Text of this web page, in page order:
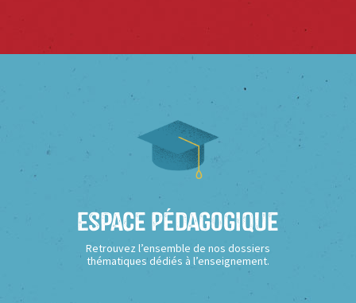
Espace Pédagogique
Retrouvez l’ensemble de nos dossiers
thématiques dédiés à l’enseignement.